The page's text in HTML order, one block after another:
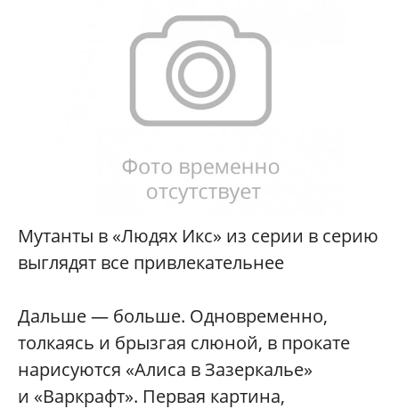
Мутанты в «Людях Икс» из серии в серию
выглядят все привлекательнее
Дальше — больше. Одновременно,
толкаясь и брызгая слюной, в прокате
нарисуются «Алиса в Зазеркалье»
и «Варкрафт». Первая картина,